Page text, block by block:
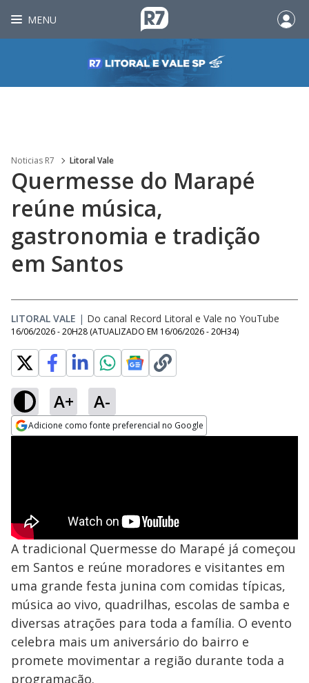
MENU
Noticias R7 Litoral Vale
Quermesse do Marapé
reúne música,
gastronomia e tradição
em Santos
LITORAL VALE | Do canal Record Litoral e Vale no YouTube
16/06/2026 - 20H28 (ATUALIZADO EM 16/06/2026 - 20H34)
A+ A-
Adicione como fonte preferencial no Google
A tradicional Quermesse do Marapé já começou
em Santos e reúne moradores e visitantes em
uma grande festa junina com comidas típicas,
música ao vivo, quadrilhas, escolas de samba e
diversas atrações para toda a família. O evento
celebra mais um aniversário do bairro e
promete movimentar a região durante toda a
programação.